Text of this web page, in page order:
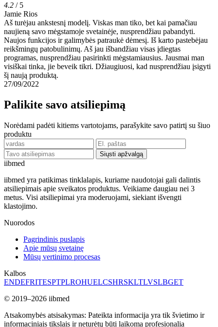
4.2 / 5
Jamie Rios
Aš turėjau ankstesnį modelį. Viskas man tiko, bet kai pamačiau
naujieną savo mėgstamoje svetainėje, nusprendžiau pabandyti.
Naujos funkcijos ir galimybės patraukė dėmesį. Iš karto pastebėjau
reikšmingų patobulinimų. Aš jau išbandžiau visas įdiegtas
programas, nusprendžiau pasirinkti mėgstamiausius. Jausmai man
visiškai tinka, jie beveik tikri. Džiaugiuosi, kad nusprendžiau įsigyti
šį naują produktą.
27/09/2022
Palikite savo atsiliepimą
Norėdami padėti kitiems vartotojams, parašykite savo patirtį su šiuo
produktu
Siųsti apžvalgą
iibmed
iibmed yra patikimas tinklalapis, kuriame naudotojai gali dalintis
atsiliepimais apie sveikatos produktus. Veikiame daugiau nei 3
metus. Visi atsiliepimai yra moderuojami, siekiant išvengti
klastojimo.
Nuorodos
Pagrindinis puslapis
Apie mūsų svetainę
Mūsų vertinimo procesas
Kalbos
ENDEFRITESPTPLROHUELCSHRSKLTLVSLBGET
© 2019–2026 iibmed
Atsakomybės atsisakymas: Pateikta informacija yra tik švietimo ir
informaciniais tikslais ir neturėtų būti laikoma profesionalia